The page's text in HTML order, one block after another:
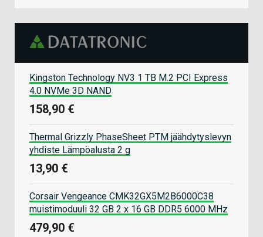
Kingston Technology NV3 1 TB M.2 PCI Express
4.0 NVMe 3D NAND
158,90 €
Thermal Grizzly PhaseSheet PTM jäähdytyslevyn
yhdiste Lämpöalusta 2 g
13,90 €
Corsair Vengeance CMK32GX5M2B6000C38
muistimoduuli 32 GB 2 x 16 GB DDR5 6000 MHz
479,90 €